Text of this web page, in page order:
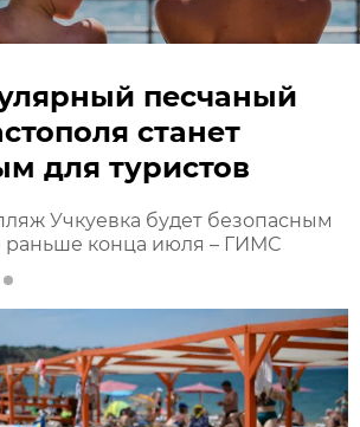
песчаный
станет
для туристов
Учкуевка будет безопасным
раньше конца июля – ГИМС